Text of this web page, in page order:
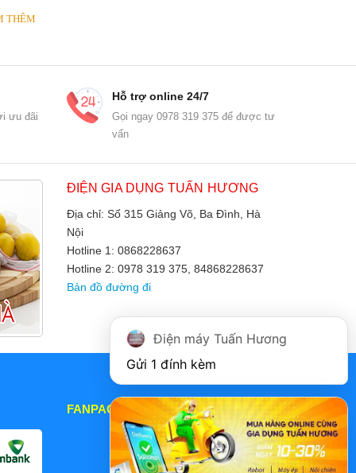
THÊM
ưu đãi
Hỗ trợ online 24/7
Gọi ngay 0978 319 375 để được tư
vấn
ĐIỆN GIA DỤNG TUẤN HƯƠNG
Địa chỉ: Số 315 Giảng Võ, Ba Đình, Hà
Nội
Hotline 1: 0868228637
Hotline 2: 0978 319 375, 84868228637
Bản đồ đường đi
FANPAGE
Điện máy Tuấn Hương
Gửi 1 đính kèm